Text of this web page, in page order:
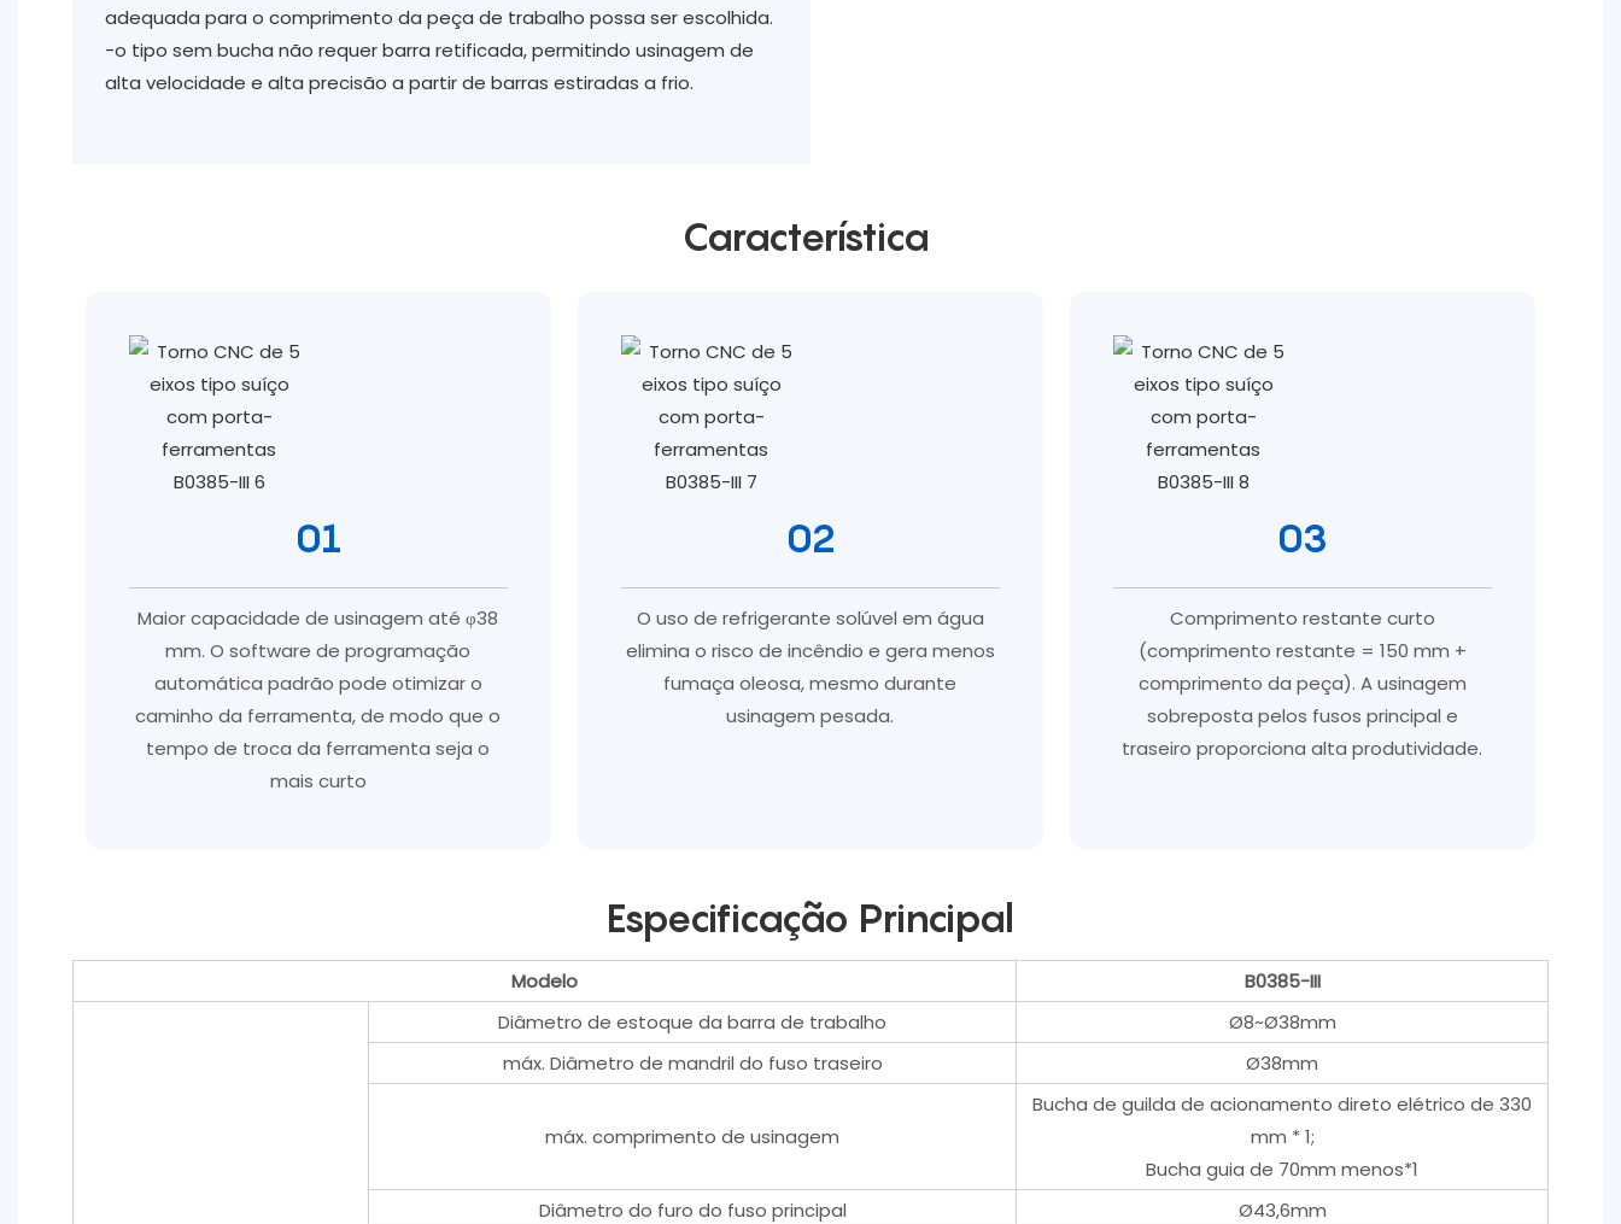
adequada para o comprimento da peça de trabalho possa ser escolhida.
-o tipo sem bucha não requer barra retificada, permitindo usinagem de
alta velocidade e alta precisão a partir de barras estiradas a frio.
Característica
01
Maior capacidade de usinagem até φ38
mm. O software de programação
automática padrão pode otimizar o
caminho da ferramenta, de modo que o
tempo de troca da ferramenta seja o
mais curto
02
O uso de refrigerante solúvel em água
elimina o risco de incêndio e gera menos
fumaça oleosa, mesmo durante
usinagem pesada.
03
Comprimento restante curto
(comprimento restante = 150 mm +
comprimento da peça). A usinagem
sobreposta pelos fusos principal e
traseiro proporciona alta produtividade.
Especificação Principal
Modelo B0385-III
Diâmetro de estoque da barra de trabalho
Ø8~Ø38mm
máx. Diâmetro de mandril do fuso traseiro
Ø38mm
máx. comprimento de usinagem
Bucha de guilda de acionamento direto elétrico de 330
mm * 1;
Bucha guia de 70mm menos*1
Diâmetro do furo do fuso principal
Ø43,6mm